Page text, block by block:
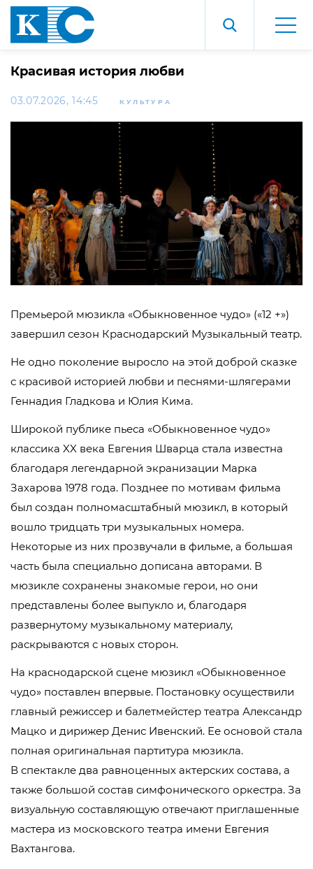
Красивая история любви
03.07.2026, 14:45 КУЛЬТУРА
Премьерой мюзикла «Обыкновенное чудо» («12 +»)
завершил сезон Краснодарский Музыкальный театр.
Не одно поколение выросло на этой доброй сказке
с красивой историей любви и песнями-шлягерами
Геннадия Гладкова и Юлия Кима.
Широкой публике пьеса «Обыкновенное чудо»
классика XX века Евгения Шварца стала известна
благодаря легендарной экранизации Марка
Захарова 1978 года. Позднее по мотивам фильма
был создан полномасштабный мюзикл, в который
вошло тридцать три музыкальных номера.
Некоторые из них прозвучали в фильме, а большая
часть была специально дописана авторами. В
мюзикле сохранены знакомые герои, но они
представлены более выпукло и, благодаря
развернутому музыкальному материалу,
раскрываются с новых сторон.
На краснодарской сцене мюзикл «Обыкновенное
чудо» поставлен впервые. Постановку осуществили
главный режиссер и балетмейстер театра Александр
Мацко и дирижер Денис Ивенский. Ее основой стала
полная оригинальная партитура мюзикла.
В спектакле два равноценных актерских состава, а
также большой состав симфонического оркестра. За
визуальную составляющую отвечают приглашенные
мастера из московского театра имени Евгения
Вахтангова.